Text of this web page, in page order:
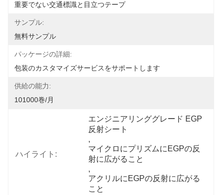
重要でない交通標識と目立つテープ
サンプル:
無料サンプル
パッケージの詳細:
包装のカスタマイズサービスをサポートします
供給の能力:
101000巻/月
ハイライト:
エンジニアリンググレード EGP
反射シート
,
マイクロにプリズムにEGPの反
射に広がること
,
アクリルにEGPの反射に広がる
こと